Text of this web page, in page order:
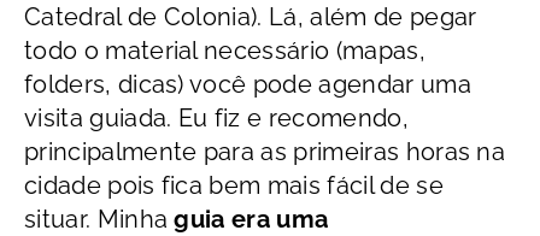
Catedral de Colonia). Lá, além de pegar
todo o material necessário (mapas,
folders, dicas) você pode agendar uma
visita guiada. Eu fiz e recomendo,
principalmente para as primeiras horas na
cidade pois fica bem mais fácil de se
situar. Minhaguia era uma